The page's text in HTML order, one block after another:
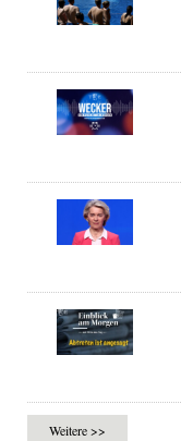
Weitere >>